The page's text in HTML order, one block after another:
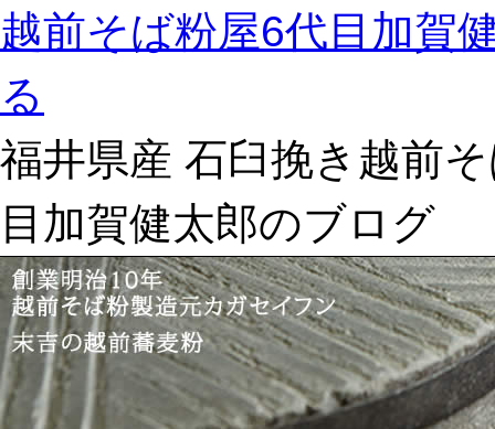
越前そば粉屋6代目加賀
る
福井県産 石臼挽き越前
目加賀健太郎のブログ